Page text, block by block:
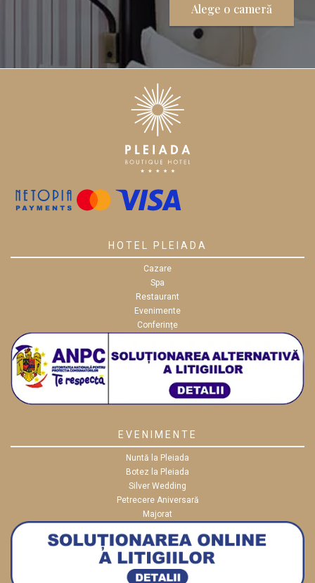
Alege o cameră
HOTEL PLEIADA
Cazare
Spa
Restaurant
Evenimente
Conferințe
EVENIMENTE
Nuntă la Pleiada
Botez la Pleiada
Silver Wedding
Petrecere Aniversară
Majorat